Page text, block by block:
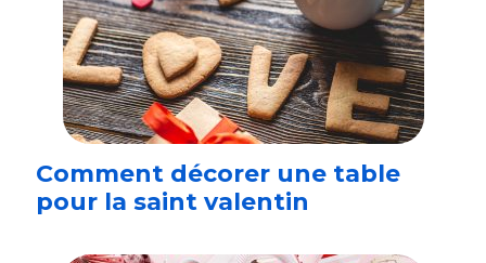
Comment décorer une table
pour la saint valentin